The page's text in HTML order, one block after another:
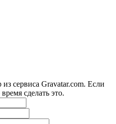
сервиса Gravatar.com. Если
сделать это.